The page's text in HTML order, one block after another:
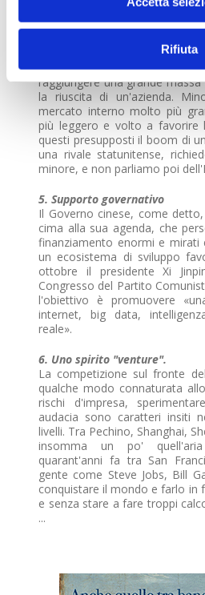
Rifiuta
4. Capacità competitiva
Complice la vastità del
capacità di sviluppare attività
nell'ambito del tech, dove la
raggiungere una grande
la riuscita di un'azienda.
mercato interno molto più
più leggero e volto a favorire
questi presupposti il boom di
una rivale statunitense,
minore, e non parliamo poi
5. Supporto governativo
Il Governo cinese, come
cima alla sua agenda, che
finanziamento enormi e mirati
un ecosistema di sviluppo
ottobre il presidente Xi
Congresso del Partito
l'obiettivo è promuovere
internet, big data,
reale».
6. Uno spirito "venture".
La competizione sul fronte
qualche modo connaturata
rischi d'impresa,
audacia sono caratteri insiti
livelli. Tra Pechino, Shanghai,
insomma un po'
quarant'anni fa tra San
gente come Steve Jobs, Bill
conquistare il mondo e farlo in
e senza stare a fare troppi
...